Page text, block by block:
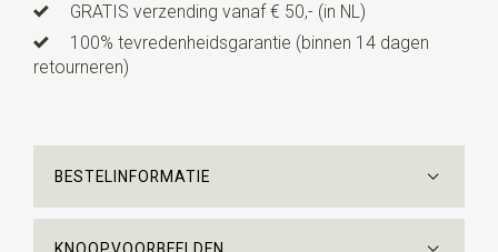
GRATIS verzending vanaf € 50,- (in NL)
100% tevredenheidsgarantie (binnen 14 dagen
retourneren)
BESTELINFORMATIE